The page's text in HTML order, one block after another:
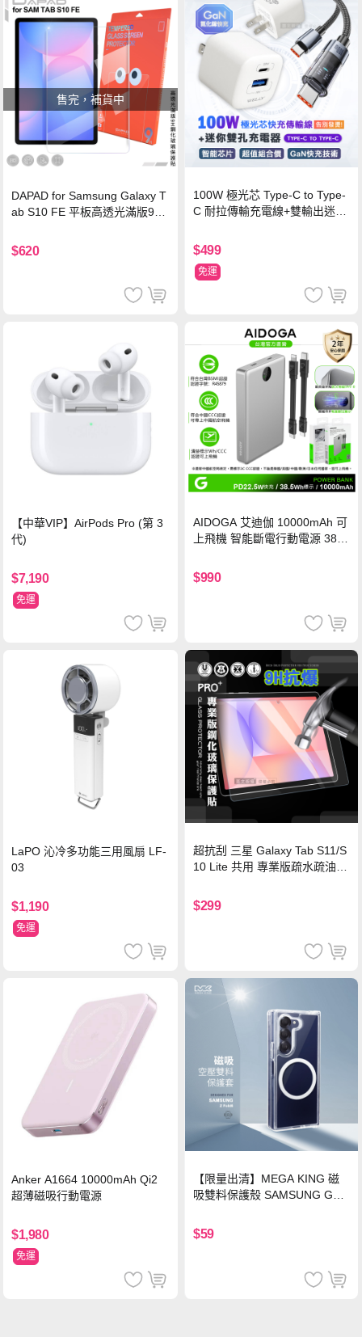
售完，補貨中
DAPAD for Samsung Galaxy T
ab S10 FE 平板高透光滿版9H
$620
100W 極光芯 Type-C to Type-
C 耐拉傳輸充電線+雙輸出迷你
$499
免運
【中華VIP】AirPods Pro (第 3
代)
$7,190
免運
AIDOGA 艾迪伽 10000mAh 可
上飛機 智能斷電行動電源 38.5
灣BSMI/中國CCC/歐美CE/FCC
認證
$990
LaPO 沁冷多功能三用風扇 LF-
03
$1,190
免運
超抗刮 三星 Galaxy Tab S11/S
10 Lite 共用 專業版疏水疏油9
$299
Anker A1664 10000mAh Qi2
超薄磁吸行動電源
$1,980
免運
【限量出清】MEGA KING 磁
吸雙料保護殼 SAMSUNG Gala
$59